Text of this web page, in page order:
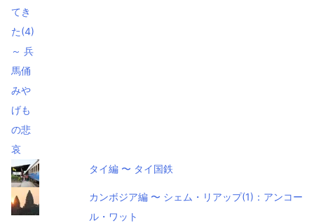
タイ編 〜 タイ国鉄
カンボジア編 〜 シェム・リアップ(1)：アンコー
ル・ワット